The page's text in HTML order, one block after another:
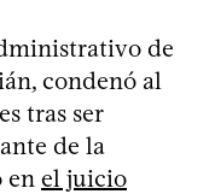
de
condenó al
tras ser
de la
en el juicio